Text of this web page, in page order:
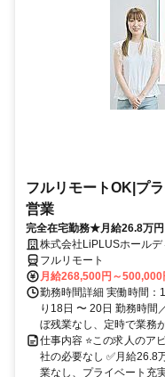
フルリモートOK|プ
営業
完全在宅勤務★月給26.8万
株式会社LiPLUSホールデ
フルリモート
月給268,500円～500,000
勤務時間詳細 実働時間：
り18日 〜 20日 勤務時
ぼ残業なし、定時で業務
仕事内容 ⭐この求人のア
社の必要なし ✅月給26.8
業なし、プライベート充